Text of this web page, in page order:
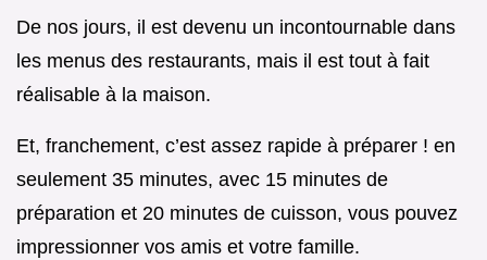
De nos jours, il est devenu un incontournable dans
les menus des restaurants, mais il est tout à fait
réalisable à la maison.
Et, franchement, c’est assez rapide à préparer ! en
seulement 35 minutes, avec 15 minutes de
préparation et 20 minutes de cuisson, vous pouvez
impressionner vos amis et votre famille.